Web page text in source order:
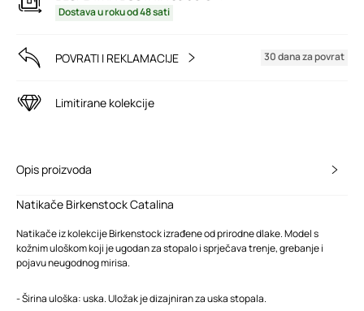
Dostava u roku od 48 sati
POVRATI I REKLAMACIJE 30 dana za povrat
Limitirane kolekcije
Opis proizvoda
Natikače Birkenstock Catalina
Natikače iz kolekcije Birkenstock izrađene od prirodne dlake. Model s
kožnim uloškom koji je ugodan za stopalo i sprječava trenje, grebanje i
pojavu neugodnog mirisa.
- Širina uloška: uska. Uložak je dizajniran za uska stopala.